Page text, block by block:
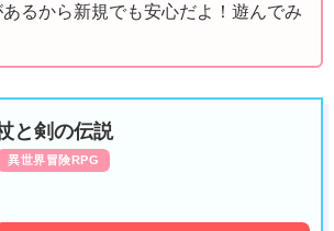
あるから新規でも安心だよ！遊んでみ
と剣の伝説
異世界冒険RPG